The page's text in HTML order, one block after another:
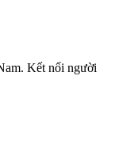
Kết nối người